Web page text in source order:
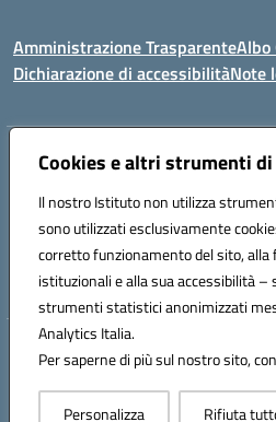
Cookies e altri strumenti
Il nostro Istituto non utilizza
sono utilizzati esclusivamente
corretto funzionamento del sito, alla
istituzionali e alla sua accessibilità
strumenti statistici anonimizzati
Analytics Italia.
Per saperne di più sul nostro sito,
Personalizza Rifiuta
Amministrazione TrasparenteAlbo
Dichiarazione di accessibilitàNote
Indirizzo:VIA S. LEONARDO 90024
Posta elettronica certificata (PEC):
Codice fiscale: 95005240825
Codice meccanografico: PAIC84500B
Hosting & Powered by
Concept & Design by